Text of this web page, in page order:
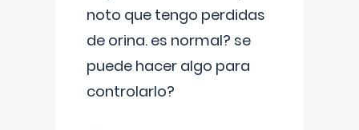
noto que tengo perdidas
de orina. es normal? se
puede hacer algo para
controlarlo?